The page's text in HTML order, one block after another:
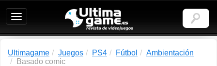
Ultimagame:
Revista
de
Ultimagame Juegos PS4 Fútbol
Ambientación
Basado comic